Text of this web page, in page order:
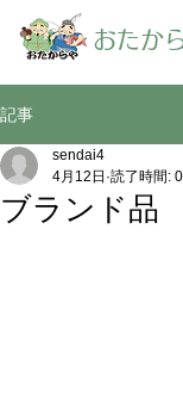
おたか
記事
ブランド品
sendai4
4月12日 読了時間: